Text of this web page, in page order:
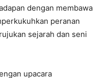
dengan membawa
peranan
sejarah dan seni
upacara